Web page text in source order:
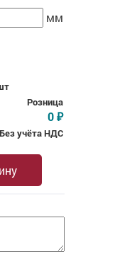
мм
Розница
0 ₽
Без учёта НДС